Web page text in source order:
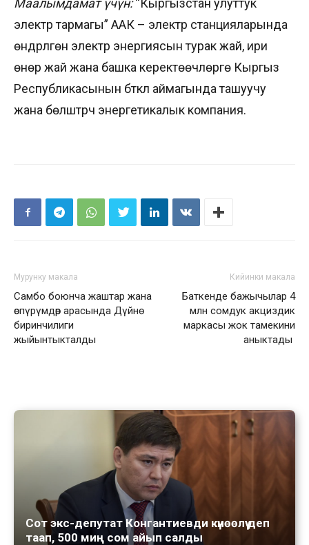
Маалымдамат үчүн:“Кыргызстан улуттук
электр тармагы” ААК – электр станцияларында
өндүрүлгөн электр энергиясын турак жай, ири
өнөр жай жана башка керектөөчүлөргө Кыргыз
Республикасынын бүткүл аймагында ташуучу
жана бөлүштүрүүчү энергетикалык компания.
Мурунку макала
Самбо боюнча жаштар жана
өспүрүмдөр арасында Дүйнө
биринчилиги
жыйынтыкталды
Кийинки макала
Баткенде бажычылар 4
млн сомдук акциздик
маркасы жок тамекини
аныктады
Сот экс-депутат Конгантиевди күнөөлүү деп
таап, 500 миң сом айып салды